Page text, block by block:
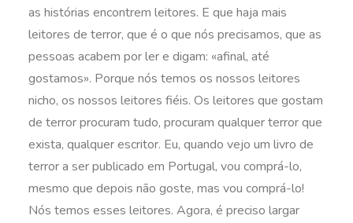
as histórias encontrem leitores. E que haja mais
leitores de terror, que é o que nós precisamos, que as
pessoas acabem por ler e digam: «afinal, até
gostamos». Porque nós temos os nossos leitores
nicho, os nossos leitores fiéis. Os leitores que gostam
de terror procuram tudo, procuram qualquer terror que
exista, qualquer escritor. Eu, quando vejo um livro de
terror a ser publicado em Portugal, vou comprá-lo,
mesmo que depois não goste, mas vou comprá-lo!
Nós temos esses leitores. Agora, é preciso largar